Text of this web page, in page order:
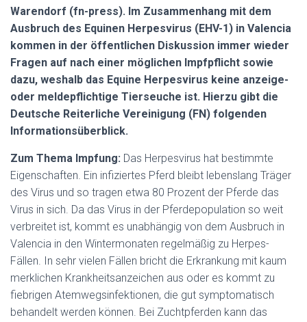
Warendorf (fn-press). Im Zusammenhang mit dem
Ausbruch des Equinen Herpesvirus (EHV-1) in Valencia
kommen in der öffentlichen Diskussion immer wieder
Fragen auf nach einer möglichen Impfpflicht sowie
dazu, weshalb das Equine Herpesvirus keine anzeige-
oder meldepflichtige Tierseuche ist. Hierzu gibt die
Deutsche Reiterliche Vereinigung (FN) folgenden
Informationsüberblick.
Zum Thema Impfung: Das Herpesvirus hat bestimmte
Eigenschaften. Ein infiziertes Pferd bleibt lebenslang Träger
des Virus und so tragen etwa 80 Prozent der Pferde das
Virus in sich. Da das Virus in der Pferdepopulation so weit
verbreitet ist, kommt es unabhängig von dem Ausbruch in
Valencia in den Wintermonaten regelmäßig zu Herpes-
Fällen. In sehr vielen Fällen bricht die Erkrankung mit kaum
merklichen Krankheitsanzeichen aus oder es kommt zu
fiebrigen Atemwegsinfektionen, die gut symptomatisch
behandelt werden können. Bei Zuchtpferden kann das